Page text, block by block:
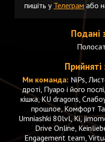
пишіть у Телеграм або
Подані
Ми команда: NiPs,
дроті, Пуаро і його
кішка, KU dragons,
прошлое, Комфорт
Umniashki 80lvl, Кі,
Drive Online,
Engagement team,